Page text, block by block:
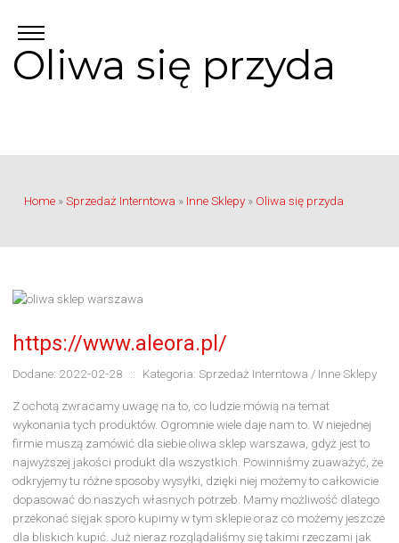
Oliwa się przyda
Home »Sprzedaż Interntowa » Inne Sklepy » Oliwa się przyda
https://www.aleora.pl/
Dodane: 2022-02-28 :: Kategoria: Sprzedaż Interntowa / Inne Sklepy
Z ochotą zwracamy uwagę na to, co ludzie mówią na temat
wykonania tych produktów. Ogromnie wiele daje nam to. W niejednej
firmie muszą zamówić dla siebie oliwa sklep warszawa, gdyż jest to
najwyższej jakości produkt dla wszystkich. Powinniśmy zuaważyć, że
odkryjemy tu różne sposoby wysyłki, dzięki niej możemy to całkowicie
dopasować do naszych własnych potrzeb. Mamy możliwość dlatego
przekonać sięjak sporo kupimy w tym sklepie oraz co możemy jeszcze
dla bliskich kupić. Już nieraz rozglądaliśmy się takimi rzeczami jak